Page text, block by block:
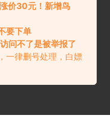
价30元！新增鸟
要下单
问不了是被举报了
一律删号处理，白嫖